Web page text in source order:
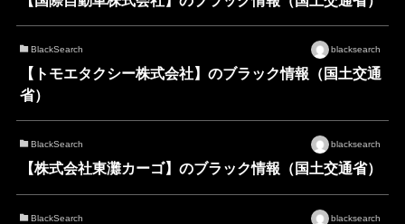
BlackSearch blacksearch
【トモエタクシー株式会社】のブラック情報（国土交通
省）
BlackSearch blacksearch
【株式会社東灘カーゴ】のブラック情報（国土交通省）
BlackSearch blacksearch